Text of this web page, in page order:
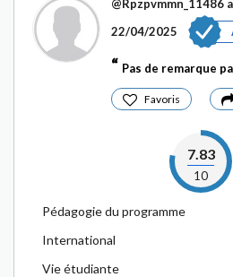
@Rpzpvmmn_11486
22/04/2025
Pas de remarque
Favoris
7.83
10
Pédagogie du programme
International
Vie étudiante